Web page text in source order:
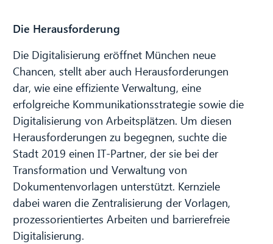
Die Herausforderung
Die Digitalisierung eröffnet München neue
Chancen, stellt aber auch Herausforderungen
dar, wie eine effiziente Verwaltung, eine
erfolgreiche Kommunikationsstrategie sowie die
Digitalisierung von Arbeitsplätzen. Um diesen
Herausforderungen zu begegnen, suchte die
Stadt 2019 einen IT-Partner, der sie bei der
Transformation und Verwaltung von
Dokumentenvorlagen unterstützt. Kernziele
dabei waren die Zentralisierung der Vorlagen,
prozessorientiertes Arbeiten und barrierefreie
Digitalisierung.